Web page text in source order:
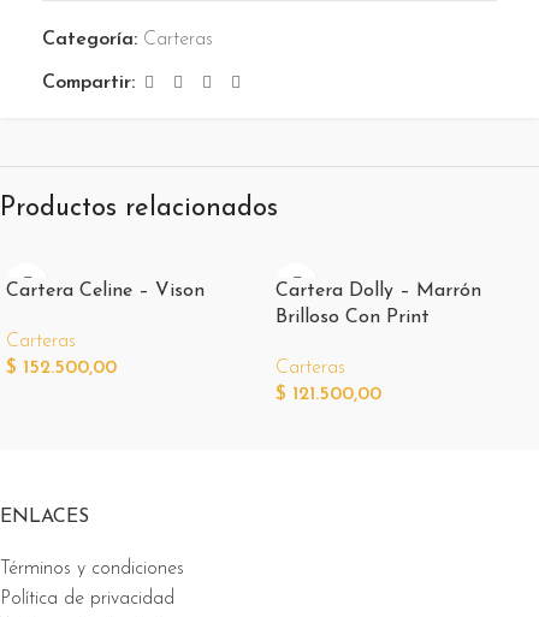
Categoría: Carteras
Compartir:
Productos relacionados
Cartera Celine – Vison
Carteras
$ 152.500,00
Cartera Dolly – Marrón
Brilloso Con Print
Carteras
$ 121.500,00
ENLACES
Términos y condiciones
Política de privacidad